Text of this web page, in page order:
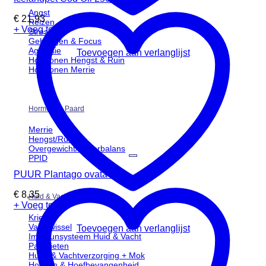
Angst
Reizen
Stress
Geheugen & Focus
Agressie
Hormonen Hengst & Ruin
Hormonen Merrie
Hormonen Paard
Merrie
Hengst/Ruin
Overgewicht/suikerbalans
PPID
Huid & Vacht
Kriebel
Vachtwissel
Immuunsysteem Huid & Vacht
Parasieten
Huid- & Vachtverzorging + Mok
Toevoegen aan verlanglijst
Toevoegen aan verlanglijst
€ 21,93
+ Voeg toe
PUUR Plantago ovata 35g
€ 8,35
+ Voeg toe